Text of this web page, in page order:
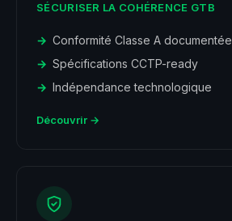
SÉCURISER LA COHÉRENCE GTB
Conformité Classe A documentée
Spécifications CCTP-ready
Indépendance technologique
Découvrir →